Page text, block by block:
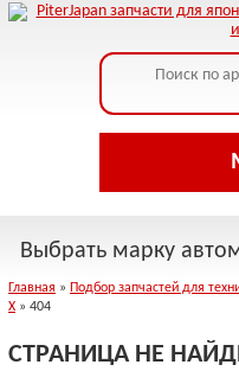
Выбрать марку
Главная » Подбор запчастей для
X » 404
СТРАНИЦА НЕ